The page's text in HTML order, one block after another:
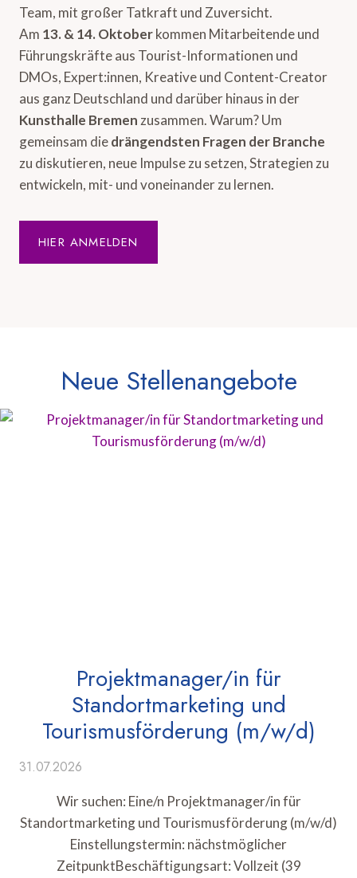
Team, mit großer Tatkraft und Zuversicht.
Am 13. & 14. Oktoberkommen Mitarbeitende und
Führungskräfte aus Tourist-Informationen und
DMOs, Expert:innen, Kreative und Content-Creator
aus ganz Deutschland und darüber hinaus in der
Kunsthalle Bremen zusammen. Warum? Um
gemeinsam diedrängendsten Fragen der Branche
zu diskutieren, neue Impulse zu setzen, Strategien zu
entwickeln, mit- und voneinander zu lernen.
HIER ANMELDEN
Neue Stellenangebote
Projektmanager/in für
Standortmarketing und
Tourismusförderung (m/w/d)
31.07.2026
Wir suchen: Eine/n Projektmanager/in für
Standortmarketing und Tourismusförderung (m/w/d)
Einstellungstermin: nächstmöglicher
ZeitpunktBeschäftigungsart: Vollzeit (39